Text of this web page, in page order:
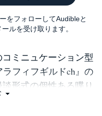
をフォローしてAudibleと
ルを受け取ります。
ミニュケーション型
フィフギルドch』の
形式の個性ある喋り
の中高年たちが、そ